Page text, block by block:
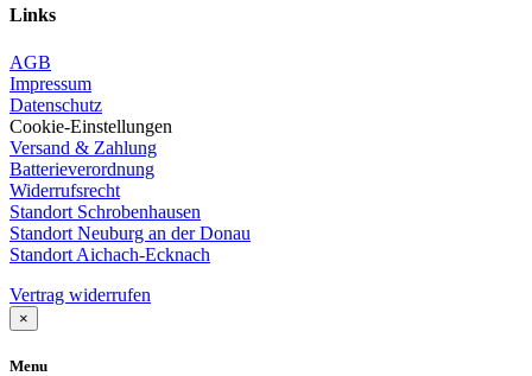
Links
AGB
Impressum
Datenschutz
Cookie-Einstellungen
Versand & Zahlung
Batterieverordnung
Widerrufsrecht
Standort Schrobenhausen
Standort Neuburg an der Donau
Standort Aichach-Ecknach
Vertrag widerrufen
×
Menu